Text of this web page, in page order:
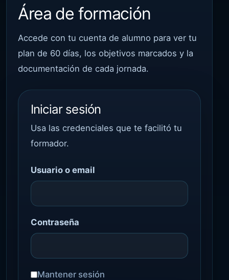
Área de formación
Accede con tu cuenta de alumno para ver tu
plan de 60 días, los objetivos marcados y la
documentación de cada jornada.
Iniciar sesión
Usa las credenciales que te facilitó tu
formador.
Usuario o email
Contraseña
Mantener sesión